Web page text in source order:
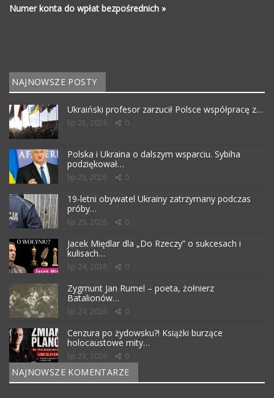
Numer konta do wpłat bezpośrednich »
NAJNOWSZE POSTY
Ukraiński profesor zarzucił Polsce współpracę z…
lip 25, 2026 0
Polska i Ukraina o dalszym wsparciu. Sybiha
podziękował…
lip 25, 2026 0
19-letni obywatel Ukrainy zatrzymany podczas
próby…
lip 25, 2026 0
Jacek Międlar dla „Do Rzeczy” o sukcesach i
kulisach…
lip 24, 2026 0
Zygmunt Jan Rumel – poeta, żołnierz
Batalionów…
lip 24, 2026 0
Cenzura po żydowsku?! Książki burzące
holocaustowe mity…
lip 23, 2026 0
NAJNOWSZE KOMENTARZE